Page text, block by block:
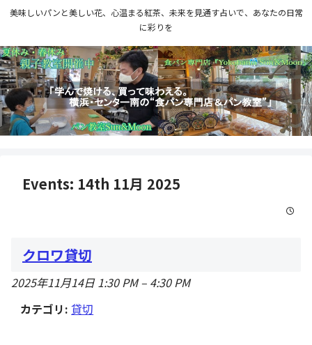
美味しいパンと美しい花、心温まる紅茶、未来を見通す占いで、あなたの日常
に彩りを
Events: 14th 11月 2025
クロワ貸切
2025年11月14日 1:30 PM– 4:30 PM
カテゴリ: 貸切